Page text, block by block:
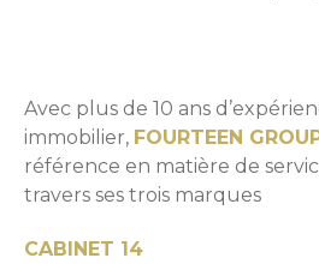
Avec plus de 10 ans
immobilier, FOURTEEN
référence en matière de
travers ses trois marques
CABINET 14